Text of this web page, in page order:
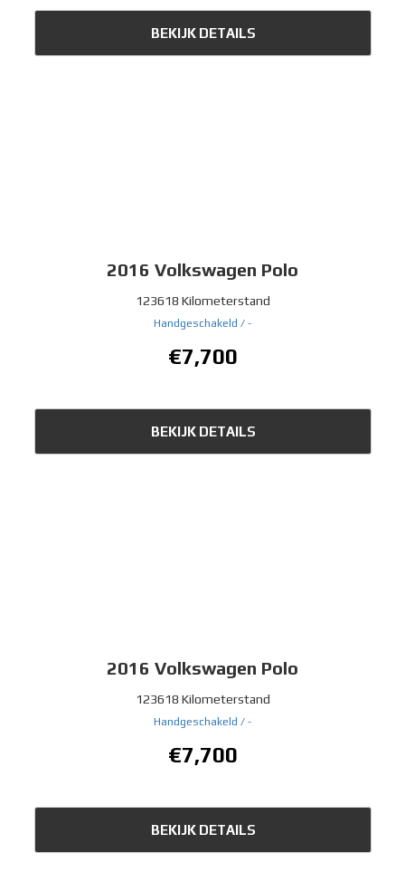
BEKIJK DETAILS
2016 Volkswagen Polo
123618 Kilometerstand
Handgeschakeld / -
€7,700
BEKIJK DETAILS
2016 Volkswagen Polo
123618 Kilometerstand
Handgeschakeld / -
€7,700
BEKIJK DETAILS